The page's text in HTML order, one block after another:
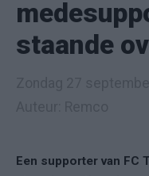
staande
Een supporter van FC